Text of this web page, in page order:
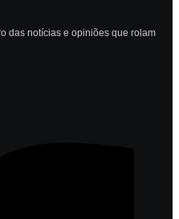
das notícias e opiniões que rolam